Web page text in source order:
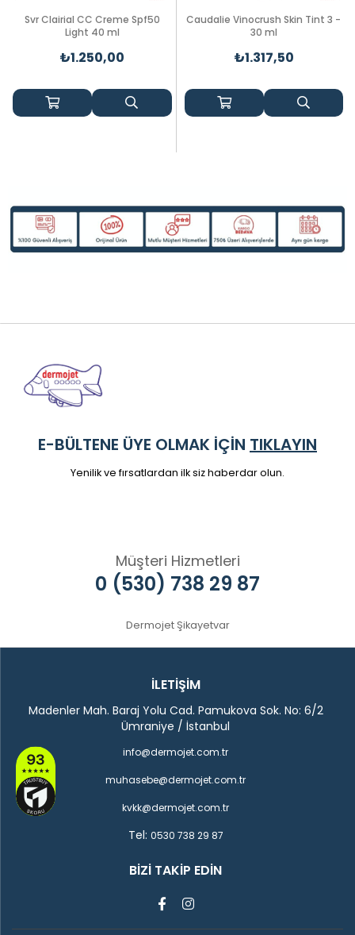
Svr Clairial CC Creme Spf50
Light 40 ml
₺1.250,00
Caudalie Vinocrush Skin Tint 3 -
30 ml
₺1.317,50
E-BÜLTENE ÜYE OLMAK İÇİN TIKLAYIN
Yenilik ve fırsatlardan ilk siz haberdar olun.
Müşteri Hizmetleri
0 (530) 738 29 87
Dermojet Şikayetvar
İLETİŞİM
Madenler Mah. Baraj Yolu Cad. Pamukova Sok. No: 6/2
Ümraniye / İstanbul
info@dermojet.com.tr
muhasebe@dermojet.com.tr
kvkk@dermojet.com.tr
Tel: 0530 738 29 87
BIZI TAKIP EDIN